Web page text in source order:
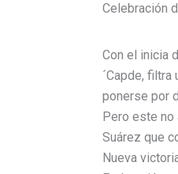
Celebración
Con el inicia
´Capde,
ponerse por
Pero este no
Suárez que
Nueva